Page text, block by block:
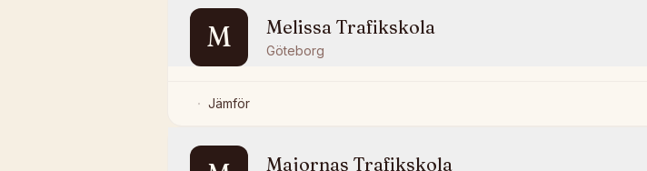
M Melissa Trafikskola
Göteborg
Jämför
Majornas Trafikskola